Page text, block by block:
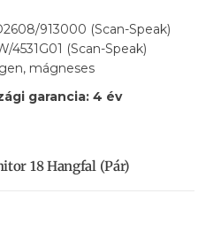
913000 (Scan-Speak)
4531G01 (Scan-Speak)
mágneses
garancia: 4 év
18 Hangfal (pár)